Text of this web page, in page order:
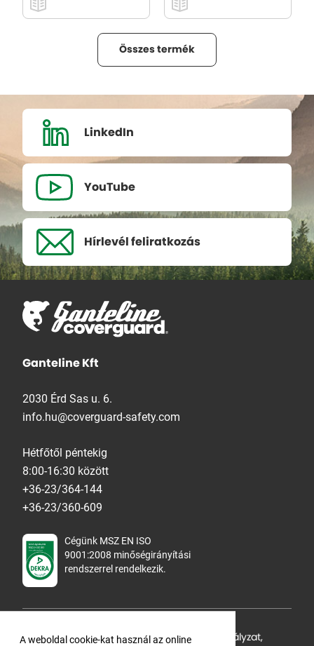
A weboldal cookie-kat használ az online
Összes termék
LinkedIn
YouTube
Hírlevél feliratkozás
Ganteline Kft
2030 Érd Sas u. 6.
info.hu@coverguard-safety.com
Hétfőtől péntekig
8:00-16:30 között
+36-23/364-144
+36-23/360-609
Cégünk MSZ EN ISO
9001:2008 minőségirányítási
rendszerrel rendelkezik.
Adatvédelmi tájékoztató,Cookie Szabályzat,